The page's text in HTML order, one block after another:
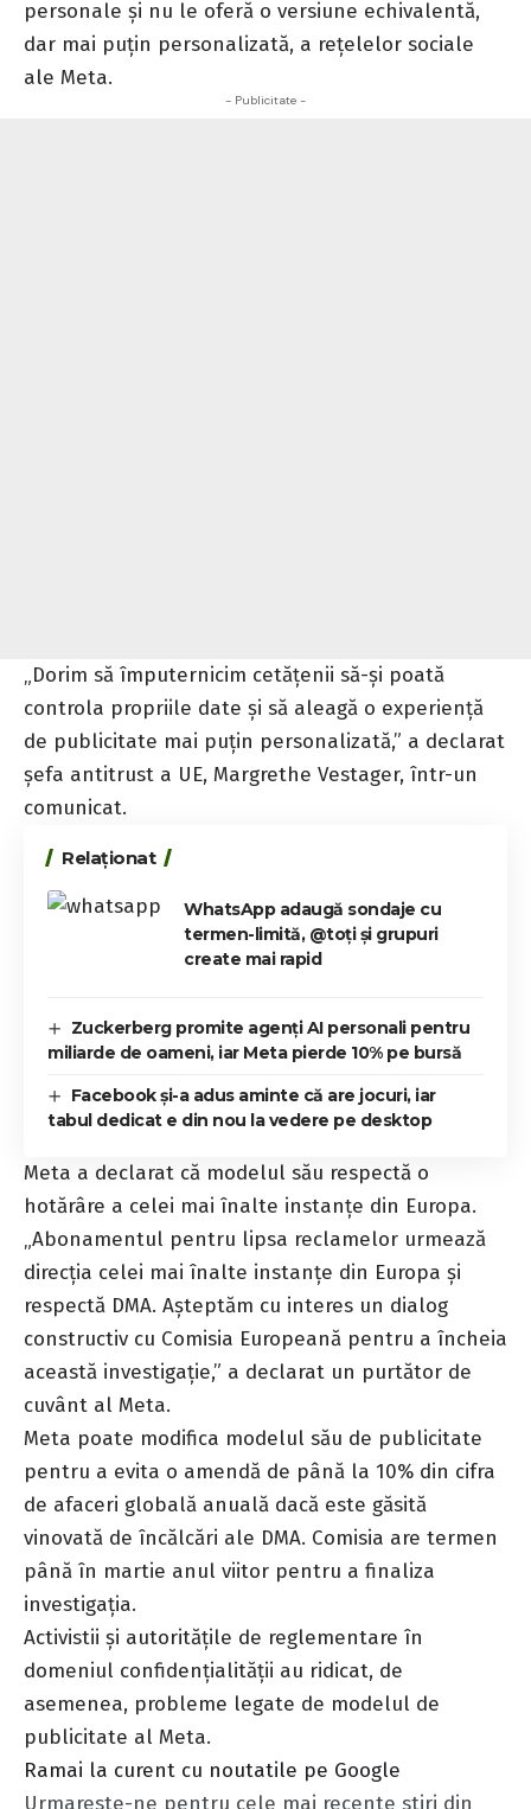
personale și nu le oferă o versiune echivalentă,
dar mai puțin personalizată, a rețelelor sociale
ale Meta.
- Publicitate -
„Dorim să împuternicim cetățenii să-și poată
controla propriile date și să aleagă o experiență
de publicitate mai puțin personalizată,” a declarat
șefa antitrust a UE, Margrethe Vestager, într-un
comunicat.
Relaționat
WhatsApp adaugă sondaje cu
termen-limită, @toți și grupuri
create mai rapid
Zuckerberg promite agenți AI personali pentru
miliarde de oameni, iar Meta pierde 10% pe bursă
Facebook și-a adus aminte că are jocuri, iar
tabul dedicat e din nou la vedere pe desktop
Meta a declarat că modelul său respectă o
hotărâre a celei mai înalte instanțe din Europa.
„Abonamentul pentru lipsa reclamelor urmează
direcția celei mai înalte instanțe din Europa și
respectă DMA. Așteptăm cu interes un dialog
constructiv cu Comisia Europeană pentru a încheia
această investigație,” a declarat un purtător de
cuvânt al Meta.
Meta poate modifica modelul său de publicitate
pentru a evita o amendă de până la 10% din cifra
de afaceri globală anuală dacă este găsită
vinovată de încălcări ale DMA. Comisia are termen
până în martie anul viitor pentru a finaliza
investigația.
Activistii și autoritățile de reglementare în
domeniul confidențialității au ridicat, de
asemenea, probleme legate de modelul de
publicitate al Meta.
Ramai la curent cu noutatile pe Google
Urmareste-ne pentru cele mai recente stiri din